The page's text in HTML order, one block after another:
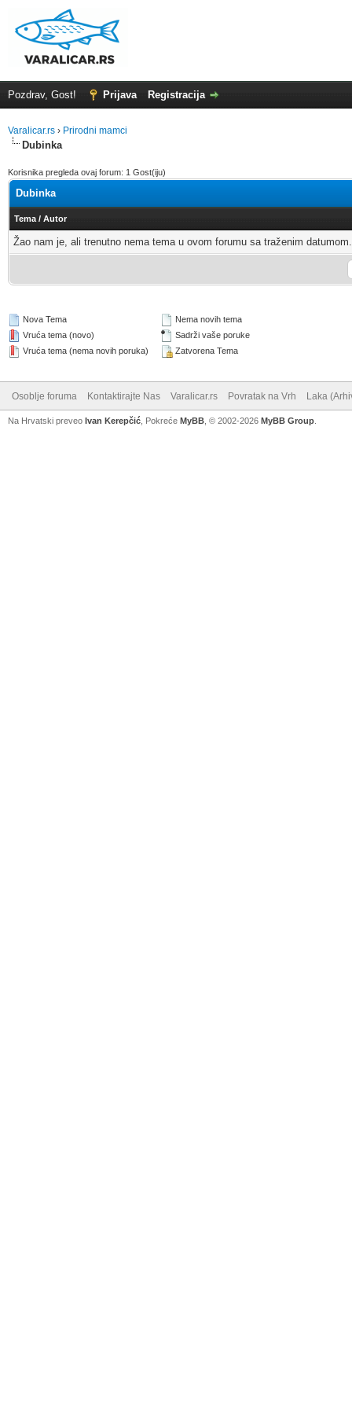
Pozdrav, Gost! Prijava Registracija
Varalicar.rs › Prirodni mamci
Dubinka
Korisnika pregleda ovaj forum: 1 Gost(iju)
Dubinka
Tema / Autor
Žao nam je, ali trenutno nema tema u ovom forumu sa traženim datumom.
Nova Tema
Vruća tema (novo)
Vruća tema (nema novih poruka)
Nema novih tema
Sadrži vaše poruke
Zatvorena Tema
Osoblje foruma Kontaktirajte Nas Varalicar.rs Povratak na Vrh Laka
Na Hrvatski preveo Ivan Kerepčić , Pokreće MyBB , © 2002-2026 MyBB Group